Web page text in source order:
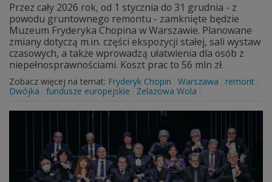
Przez cały 2026 rok, od 1 stycznia do 31 grudnia - z
powodu gruntownego remontu - zamknięte będzie
Muzeum Fryderyka Chopina w Warszawie. Planowane
zmiany dotyczą m.in. części ekspozycji stałej, sali wystaw
czasowych, a także wprowadzą ułatwienia dla osób z
niepełnosprawnościami. Koszt prac to 56 mln zł.
Zobacz więcej na temat: Fryderyk Chopin Warszawa
remont
Dwójka
fundusze europejskie Żelazowa Wola